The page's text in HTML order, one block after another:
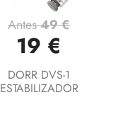
Antes49 €
19 €
DORR DVS-1
ESTABILIZADOR